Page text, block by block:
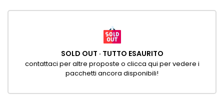
SOLD OUT · TUTTO ESAURITO
contattaci per altre proposte o clicca qui per vedere i
pacchetti ancora disponibili!